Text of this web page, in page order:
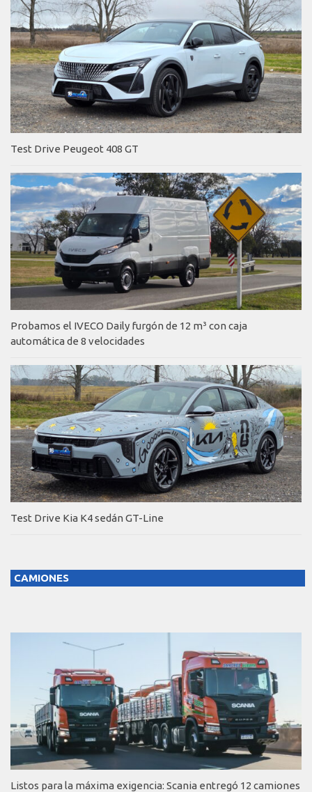
Test Drive Peugeot 408 GT
Probamos el IVECO Daily furgón de 12 m³ con caja
automática de 8 velocidades
Test Drive Kia K4 sedán GT-Line
CAMIONES
Listos para la máxima exigencia: Scania entregó 12 camiones